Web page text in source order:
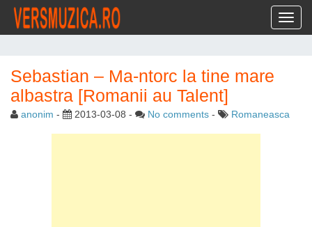
Sebastian – Ma-ntorc la tine mare
albastra [Romanii au Talent]
anonim - 2013-03-08 - No comments - Romaneasca